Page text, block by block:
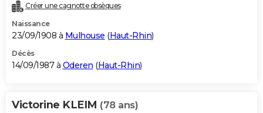
Créer une cagnotte obsèques
Naissance
23/09/1908 à Mulhouse (Haut-Rhin)
Décès
14/09/1987 à Oderen (Haut-Rhin)
Victorine KLEIM (78 ans)